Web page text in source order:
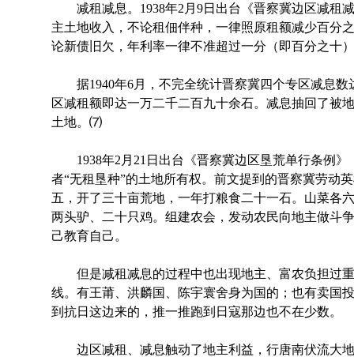
减租减息。1938年2月9日出台《晋察冀边区减租
主土地收入，不论租佃伴种，一律照原租额减少百分
论新债旧欠，年利率一律不准超过一分（即百分之
据1940年6月，不完全统计晋察冀四个专区减息数
区减租额即达一万二千二百九十余石。减息抽回了被
土地。⑺
1938年2月21日出台《晋察冀边区垦荒单行条例》
者“无租垦种”的土地所有权。前文提到的晋察冀劳动
五，开了三十亩荒地，一年打粮食二十一石。山菜各
两头驴、二十只鸡。组建农会，发动农民向地主做斗
己教育自己。
但是减租减息的过程中也出现地主、富农负担过重
线。有王莆、洪麟国、陈宇寰舍身为国的；也有卖国
到抗日这边来的，推一推跑到日寇那边也不在少数。
边区减租、减息触动了地主利益，行唐南伏流大地